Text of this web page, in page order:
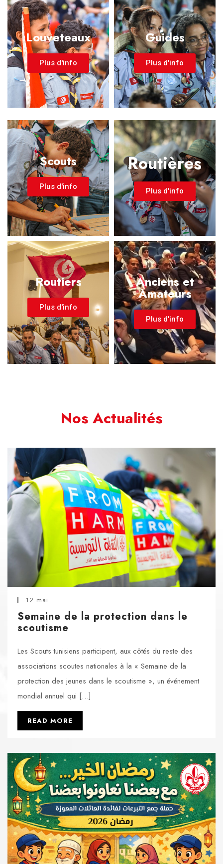
Louveteaux
Plus d'info
Guides
Plus d'info
Scouts
Plus d'info
Routières
Plus d'info
Routiers
Plus d'info
Anciens et
Amateurs
Plus d'info
Nos Actualités
12 mai
Semaine de la protection dans le
scoutisme
Les Scouts tunisiens participent, aux côtés du reste des
associations scoutes nationales à la « Semaine de la
protection des jeunes dans le scoutisme », un événement
mondial annuel qui […]
READ MORE